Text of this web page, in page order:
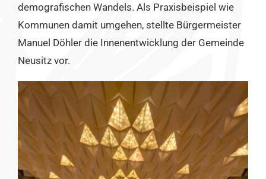
demografischen Wandels. Als Praxisbeispiel wie
Kommunen damit umgehen, stellte Bürgermeister
Manuel Döhler die Innenentwicklung der Gemeinde
Neusitz vor.